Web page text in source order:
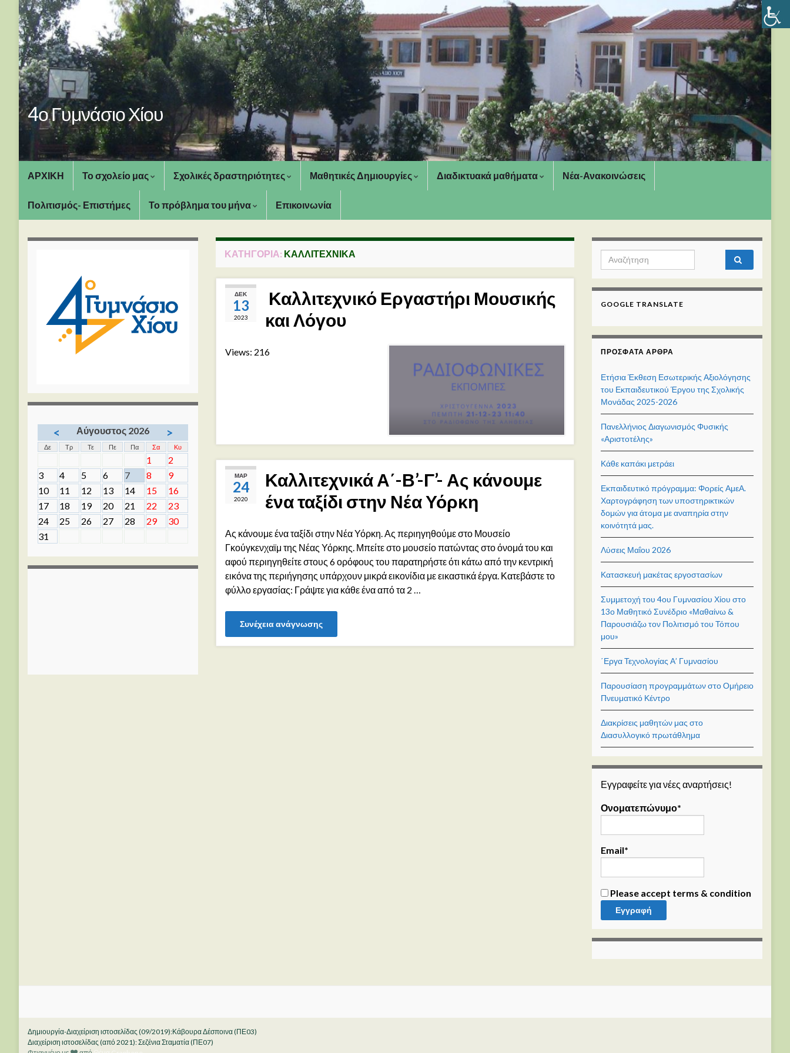
4ο Γυμνάσιο Χίου
ΑΡΧΙΚΗ Το σχολείο μας Σχολικές δραστηριότητες Μαθητικές Δημιουργίες Διαδικτυακά μαθήματα Νέα-Ανακοινώσεις
Πολιτισμός- Επιστήμες Το πρόβλημα του μήνα Επικοινωνία
ΚΑΤΗΓΟΡΊΑ: ΚΑΛΛΙΤΕΧΝΙΚΆ
ΔΕΚ
13
2023
Καλλιτεχνικό Εργαστήρι Μουσικής
και Λόγου
Views: 216
ΜΑΡ
24
2020
Καλλιτεχνικά Α΄-Β’-Γ’- Ας κάνουμε
ένα ταξίδι στην Νέα Υόρκη
Ας κάνουμε ένα ταξίδι στην Νέα Υόρκη. Ας περιηγηθούμε στο Μουσείο
Γκούγκενχαϊμ της Νέας Υόρκης. Μπείτε στο μουσείο πατώντας στο όνομά του και
αφού περιηγηθείτε στους 6 ορόφους του παρατηρήστε ότι κάτω από την κεντρική
εικόνα της περιήγησης υπάρχουν μικρά εικονίδια με εικαστικά έργα. Κατεβάστε το
φύλλο εργασίας: Γράψτε για κάθε ένα από τα 2 …
Συνέχεια ανάγνωσης
< Αύγουστος 2026 >
Δε Τρ Τε Πε Πα Σα Κυ
1
2
3
4 5 6 7 8
9
10
11 12 13 14 15
16
17
18 19 20 21 22
23
24
25 26 27 28 29
30
31
Search for:
GOOGLE TRANSLATE
ΠΡΌΣΦΑΤΑ ΆΡΘΡΑ
Ετήσια Έκθεση Εσωτερικής Αξιολόγησης
του Εκπαιδευτικού Έργου της Σχολικής
Μονάδας 2025-2026
Πανελλήνιος Διαγωνισμός Φυσικής
«Αριστοτέλης»
Κάθε καπάκι μετράει
Εκπαιδευτικό πρόγραμμα: Φορείς ΑμεΑ.
Χαρτογράφηση των υποστηρικτικών
δομών για άτομα με αναπηρία στην
κοινότητά μας.
Λύσεις Μαΐου 2026
Κατασκευή μακέτας εργοστασίων
Συμμετοχή του 4ου Γυμνασίου Χίου στο
13ο Μαθητικό Συνέδριο «Μαθαίνω &
Παρουσιάζω τον Πολιτισμό του Τόπου
μου»
΄Εργα Τεχνολογίας Α’ Γυμνασίου
Παρουσίαση προγραμμάτων στο Ομήρειο
Πνευματικό Κέντρο
Διακρίσεις μαθητών μας στο
Διασυλλογικό πρωτάθλημα
Εγγραφείτε για νέες αναρτήσεις!
Ονοματεπώνυμο*
Email*
Please accept terms & condition
Δημιουργία-Διαχείριση ιστοσελίδας (09/2019):Κάβουρα Δέσποινα (ΠΕ03)
Διαχείριση ιστοσελίδας (από 2021): Σεζένια Σταματία (ΠΕ07)